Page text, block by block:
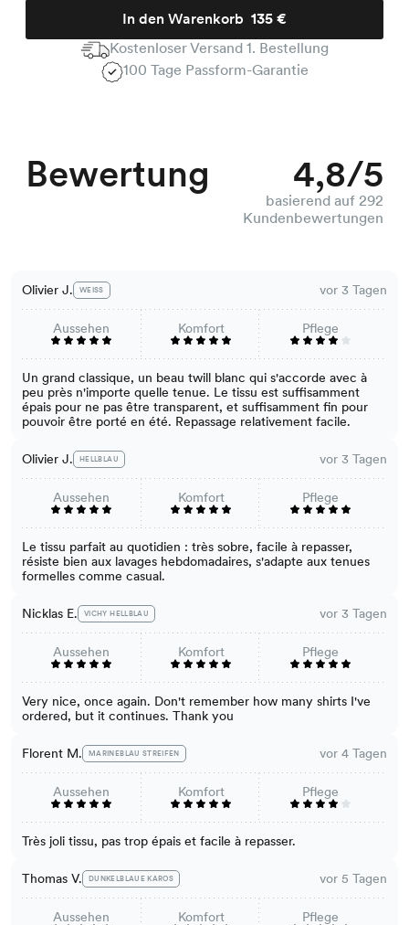
In den Warenkorb
Kostenloser Versand 1. Bestellung
100 Tage Passform-Garantie
Bewertung 4,8/5
basierend auf 292
Kundenbewertungen
Olivier J. WEISS vor 3 Tagen
Aussehen Komfort Pflege
Un grand classique, un beau twill blanc qui s'accorde avec à
peu près n'importe quelle tenue. Le tissu est suffisamment
épais pour ne pas être transparent, et suffisamment fin pour
pouvoir être porté en été. Repassage relativement facile.
Olivier J. HELLBLAU vor 3 Tagen
Aussehen Komfort Pflege
Le tissu parfait au quotidien : très sobre, facile à repasser,
résiste bien aux lavages hebdomadaires, s'adapte aux tenues
formelles comme casual.
Nicklas E. VICHY HELLBLAU vor 3 Tagen
Aussehen Komfort Pflege
Very nice, once again. Don't remember how many shirts I've
ordered, but it continues. Thank you
Florent M. MARINEBLAU STREIFEN vor 4 Tagen
Aussehen Komfort Pflege
Très joli tissu, pas trop épais et facile à repasser.
Thomas V. DUNKELBLAUE KAROS vor 5 Tagen
Aussehen Komfort Pflege